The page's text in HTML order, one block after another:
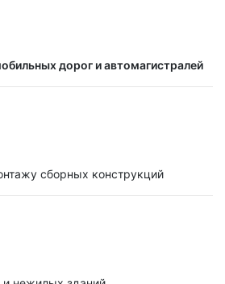
дорог и автомагистралей
сборных конструкций